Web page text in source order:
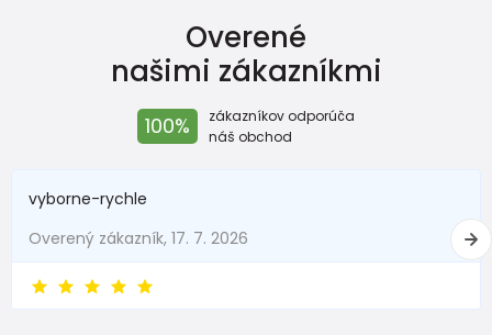
(výpočet je i s nadměrkem)
Ako postupovať pri meraní:
Zmerajte nohu Vášho dieťaťa na tvrdšie papierovej
podložke (od päty k najdlhšiemu prstu urobte risku).
Overené
našimi zákazníkmi
100%
zákazníkov odporúča
náš obchod
vyborne-rychle
Overený zákazník, 17. 7. 2026